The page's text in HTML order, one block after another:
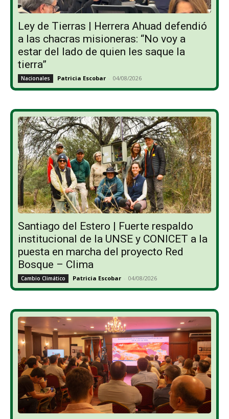
Ley de Tierras | Herrera Ahuad defendió
a las chacras misioneras: “No voy a
estar del lado de quien les saque la
tierra”
Nacionales Patricia Escobar - 04/08/2026
Santiago del Estero | Fuerte respaldo
institucional de la UNSE y CONICET a la
puesta en marcha del proyecto Red
Bosque – Clima
Cambio Climático Patricia Escobar - 04/08/2026